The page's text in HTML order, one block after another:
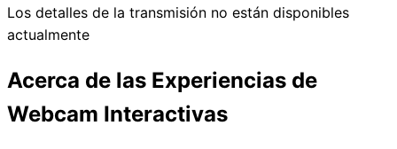
Los detalles de la transmisión no están disponibles
actualmente
Acerca de las Experiencias de
Webcam Interactivas